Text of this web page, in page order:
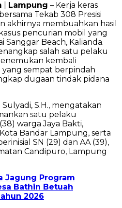
Lampung – Kerja keras
Tekab 308 Presisi
akhirnya membuahkan hasil
pencurian mobil yang
Sanggar Beach, Kalianda.
salah satu pelaku
kembali
sempat berpindah
dugaan tindak pidana
S.H., mengatakan
satu pelaku
warga Jaya Bakti,
Bandar Lampung, serta
SN (29) dan AA (39),
Candipuro, Lampung
Jagung Program
Bathin Betuah
2026